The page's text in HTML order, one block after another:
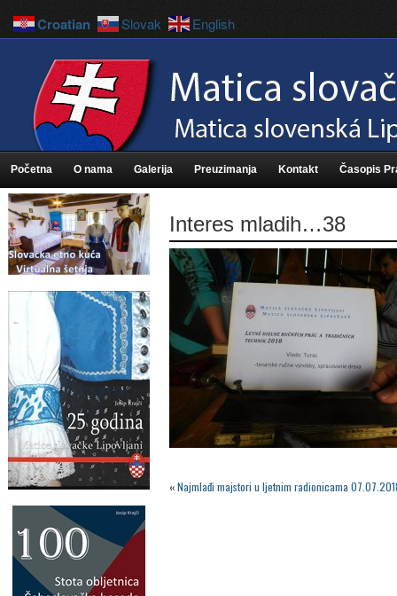
Početna O nama Galerija Preuzimanja Kontakt Časopis
Interes mladih…38
«Najmlađi majstori u ljetnim radionicama
Croatian Slovak English